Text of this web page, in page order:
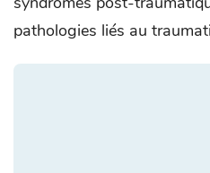
pathologies liés au